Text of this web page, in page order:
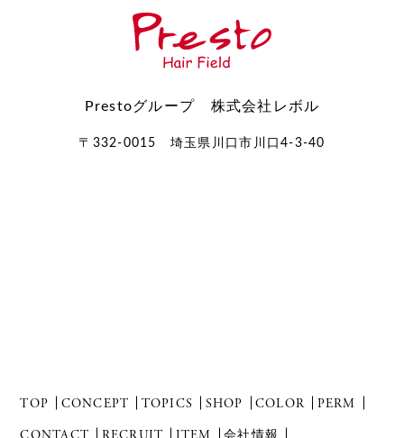
Prestoグループ 株式会社レボル
〒332-0015 埼玉県川口市川口4-3-40
TOP CONCEPT TOPICS SHOP COLOR
PERM
会社情報